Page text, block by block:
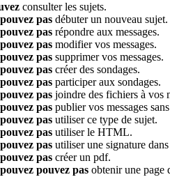
consulter les sujets.
pas débuter un nouveau sujet.
pas répondre aux messages.
pas modifier vos messages.
pas supprimer vos messages.
pas créer des sondages.
pas participer aux sondages.
pas joindre des fichiers à vos
pas publier vos messages
pas utiliser ce type de sujet.
pas utiliser le HTML.
pas utiliser une signature
pas créer un pdf.
pouvez pas obtenir une page